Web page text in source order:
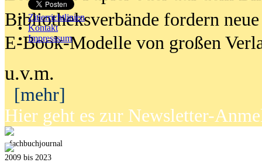
Zitierrichtlinien
Kontakt
Impresssum
Bibliotheksverbände fordern neue
E-Book-Modelle von großen
u.v.m.
[mehr]
Hier geht es zur Newsletter-
fachbuchjournal
2009 bis 2023